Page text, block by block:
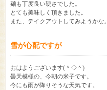
麺も丁度良い硬さでした。
とても美味しく頂きました。
また、テイクアウトしてみようかな。
雪が心配ですが
おはようございます(＾◇＾)
曇天模様の、今朝の米子です。
今にも雨が降りそうな天気です。